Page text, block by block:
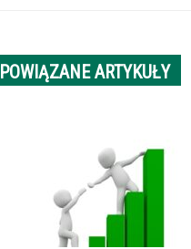
POWIĄZANE ARTYKUŁY